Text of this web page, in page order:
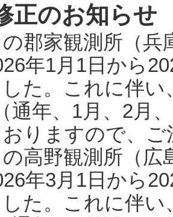
正のお知らせ
郡家観測所（
年1月1日から
た。これに伴い
通年、1月、2月
りますので、
高野観測所（
年3月1日から
た。これに伴い